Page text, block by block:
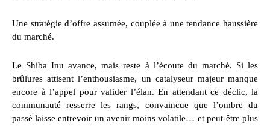
Une stratégie d’offre assumée, couplée à une tendance haussière
du marché.
Le Shiba Inu avance, mais reste à l’écoute du marché. Si les
brûlures attisent l’enthousiasme, un catalyseur majeur manque
encore à l’appel pour valider l’élan. En attendant ce déclic, la
communauté resserre les rangs, convaincue que l’ombre du
passé laisse entrevoir un avenir moins volatile… et peut-être plus